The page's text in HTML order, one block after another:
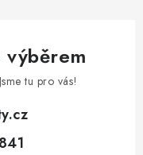
výběrem
tu pro vás!